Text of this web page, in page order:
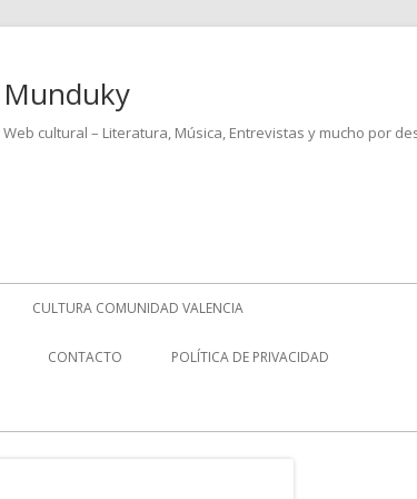
Munduky
Web cultural – Literatura, Música, Entrevistas y mucho por
CULTURA COMUNIDAD VALENCIA
CONTACTO POLÍTICA DE PRIVACIDAD